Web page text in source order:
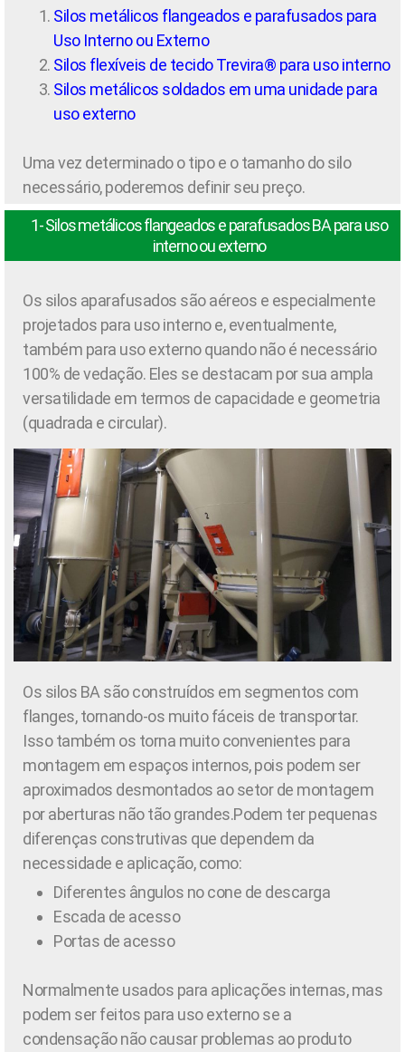
Silos metálicos flangeados e parafusados para
Uso Interno ou Externo
Silos flexíveis de tecido Trevira® para uso interno
Silos metálicos soldados em uma unidade para
uso externo
Uma vez determinado o tipo e o tamanho do silo
necessário, poderemos definir seu preço.
1- Silos metálicos flangeados e parafusados BA para uso
interno ou externo
Os silos aparafusados são aéreos e especialmente
projetados para uso interno e, eventualmente,
também para uso externo quando não é necessário
100% de vedação. Eles se destacam por sua ampla
versatilidade em termos de capacidade e geometria
(quadrada e circular).
Os silos BA são construídos em segmentos com
flanges, tornando-os muito fáceis de transportar.
Isso também os torna muito convenientes para
montagem em espaços internos, pois podem ser
aproximados desmontados ao setor de montagem
por aberturas não tão grandes.Podem ter pequenas
diferenças construtivas que dependem da
necessidade e aplicação, como:
Diferentes ângulos no cone de descarga
Escada de acesso
Portas de acesso
Normalmente usados para aplicações internas, mas
podem ser feitos para uso externo se a
condensação não causar problemas ao produto